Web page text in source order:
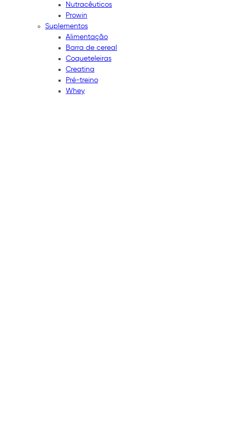
Nutracêuticos
Prowin
Suplementos
Alimentação
Barra de cereal
Coqueteleiras
Creatina
Pré-treino
Whey